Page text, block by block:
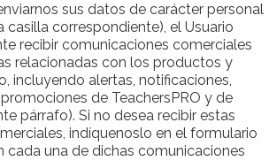
sus datos de carácter personal
casilla correspondiente), el Usuario
recibir comunicaciones comerciales
relacionadas con los productos y
incluyendo alertas, notificaciones,
de TeachersPRO y de
párrafo). Si no desea recibir estas
indíquenoslo en el formulario
cada una de dichas comunicaciones